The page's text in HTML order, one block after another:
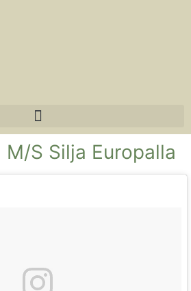
S Silja Europalla